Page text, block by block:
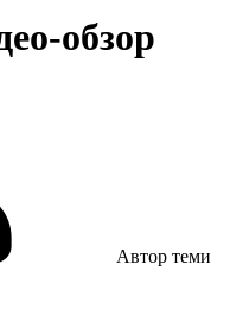
обзор
Автор теми